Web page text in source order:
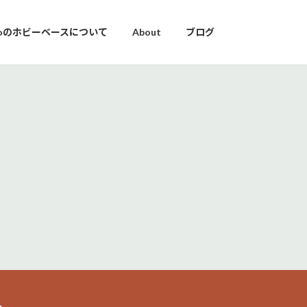
ホビーベースについて About ブログ